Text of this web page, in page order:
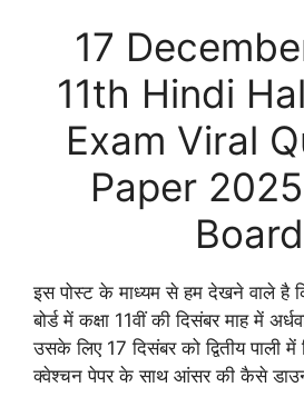
17
11th Hindi
Exam Viral
Paper
Board
इस पोस्ट के माध्यम से हम देखने वाले है
बोर्ड में कक्षा 11वीं की दिसंबर माह में
उसके लिए 17 दिसंबर को द्वितीय पाली
क्वेश्चन पेपर के साथ आंसर की कैसे